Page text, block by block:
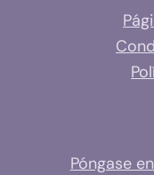
Póngase